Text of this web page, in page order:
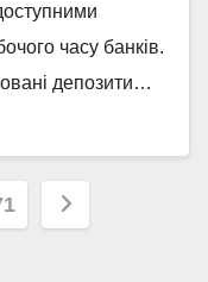
часу банків.
депозити…